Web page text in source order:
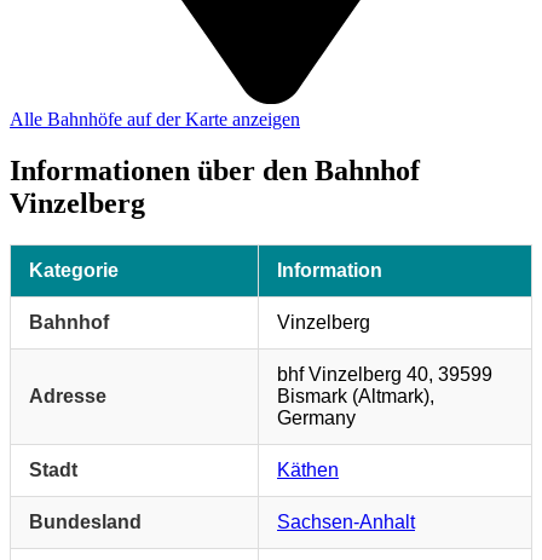
Alle Bahnhöfe auf der Karte anzeigen
Informationen über den Bahnhof
Vinzelberg
Kategorie Information
Bahnhof Vinzelberg
Adresse
bhf Vinzelberg 40, 39599
Bismark (Altmark),
Germany
Stadt Käthen
Bundesland Sachsen-Anhalt